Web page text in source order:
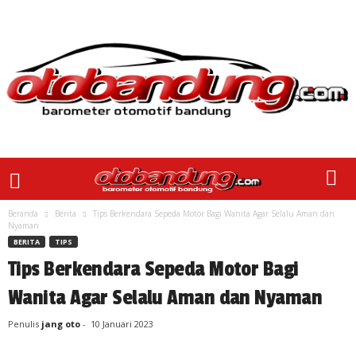
Beranda Berita
Tips Berkendara Sepeda Motor Bagi Wanita Agar Selalu Aman dan
Nyaman
BERITA TIPS
Tips Berkendara Sepeda Motor Bagi
Wanita Agar Selalu Aman dan Nyaman
Penulis jang oto - 10 Januari 2023